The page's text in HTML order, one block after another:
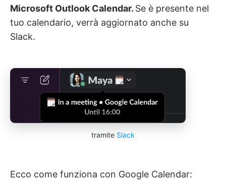
Microsoft Outlook Calendar. Se è presente nel
tuo calendario, verrà aggiornato anche su
Slack.
tramite Slack
Ecco come funziona con Google Calendar: